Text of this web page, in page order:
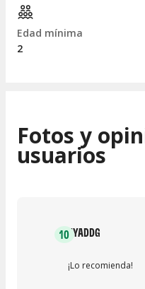
Edad mínima
2
Fotos y
usuarios
10JYADDG
¡Lo recomienda!